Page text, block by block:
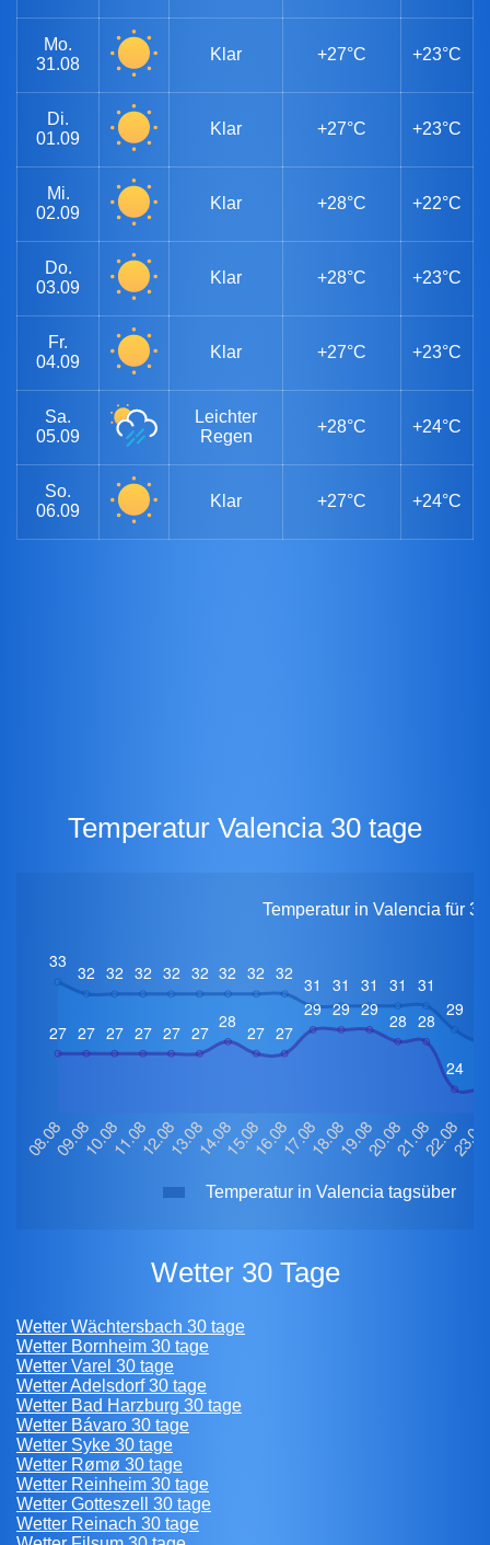
Mo.
31.08
Klar +27°C +23°C
Di.
01.09
Klar +27°C +23°C
Mi.
02.09
Klar +28°C +22°C
Do.
03.09
Klar +28°C +23°C
Fr.
04.09
Klar +27°C +23°C
Sa.
05.09
Leichter
Regen
+28°C +24°C
So.
06.09
Klar +27°C +24°C
Temperatur Valencia 30 tage
Temperatur in Valencia für
Temperatur in Valencia tagsüber
Wetter 30 Tage
Wetter Wächtersbach 30 tage
Wetter Bornheim 30 tage
Wetter Varel 30 tage
Wetter Adelsdorf 30 tage
Wetter Bad Harzburg 30 tage
Wetter Bávaro 30 tage
Wetter Syke 30 tage
Wetter Rømø 30 tage
Wetter Reinheim 30 tage
Wetter Gotteszell 30 tage
Wetter Reinach 30 tage